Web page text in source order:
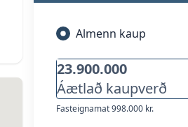
Almenn kaup
Áætlað kaupverð
Fasteignamat998.000 kr.